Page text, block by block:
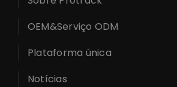
OEM&Serviço ODM
Plataforma única
Notícias